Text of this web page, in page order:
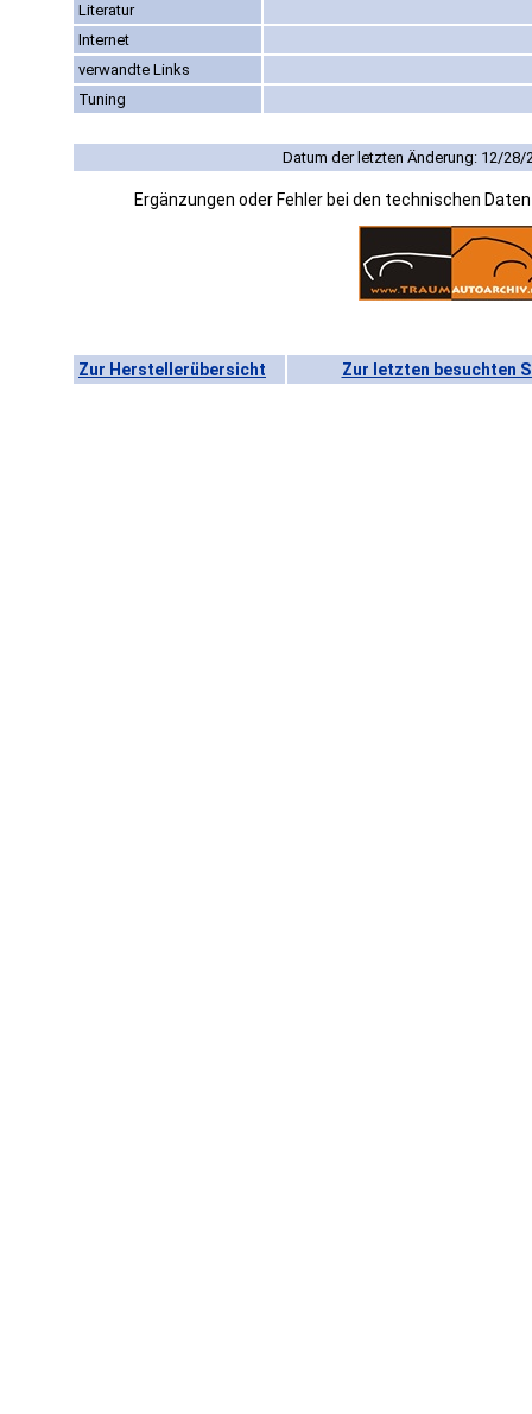
Literatur
Internet
verwandte Links
Tuning
Datum der letzten Änderung: 12/28/
Ergänzungen oder Fehler bei den technischen
Zur Herstellerübersicht Zur letzten besuchten